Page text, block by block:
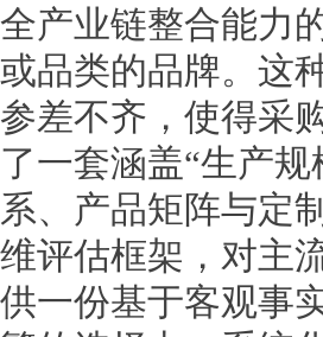
全产业链整合能力
或品类的品牌。这
参差不齐，使得采
了一套涵盖“生产
系、产品矩阵与定
维评估框架，对主
供一份基于客观事